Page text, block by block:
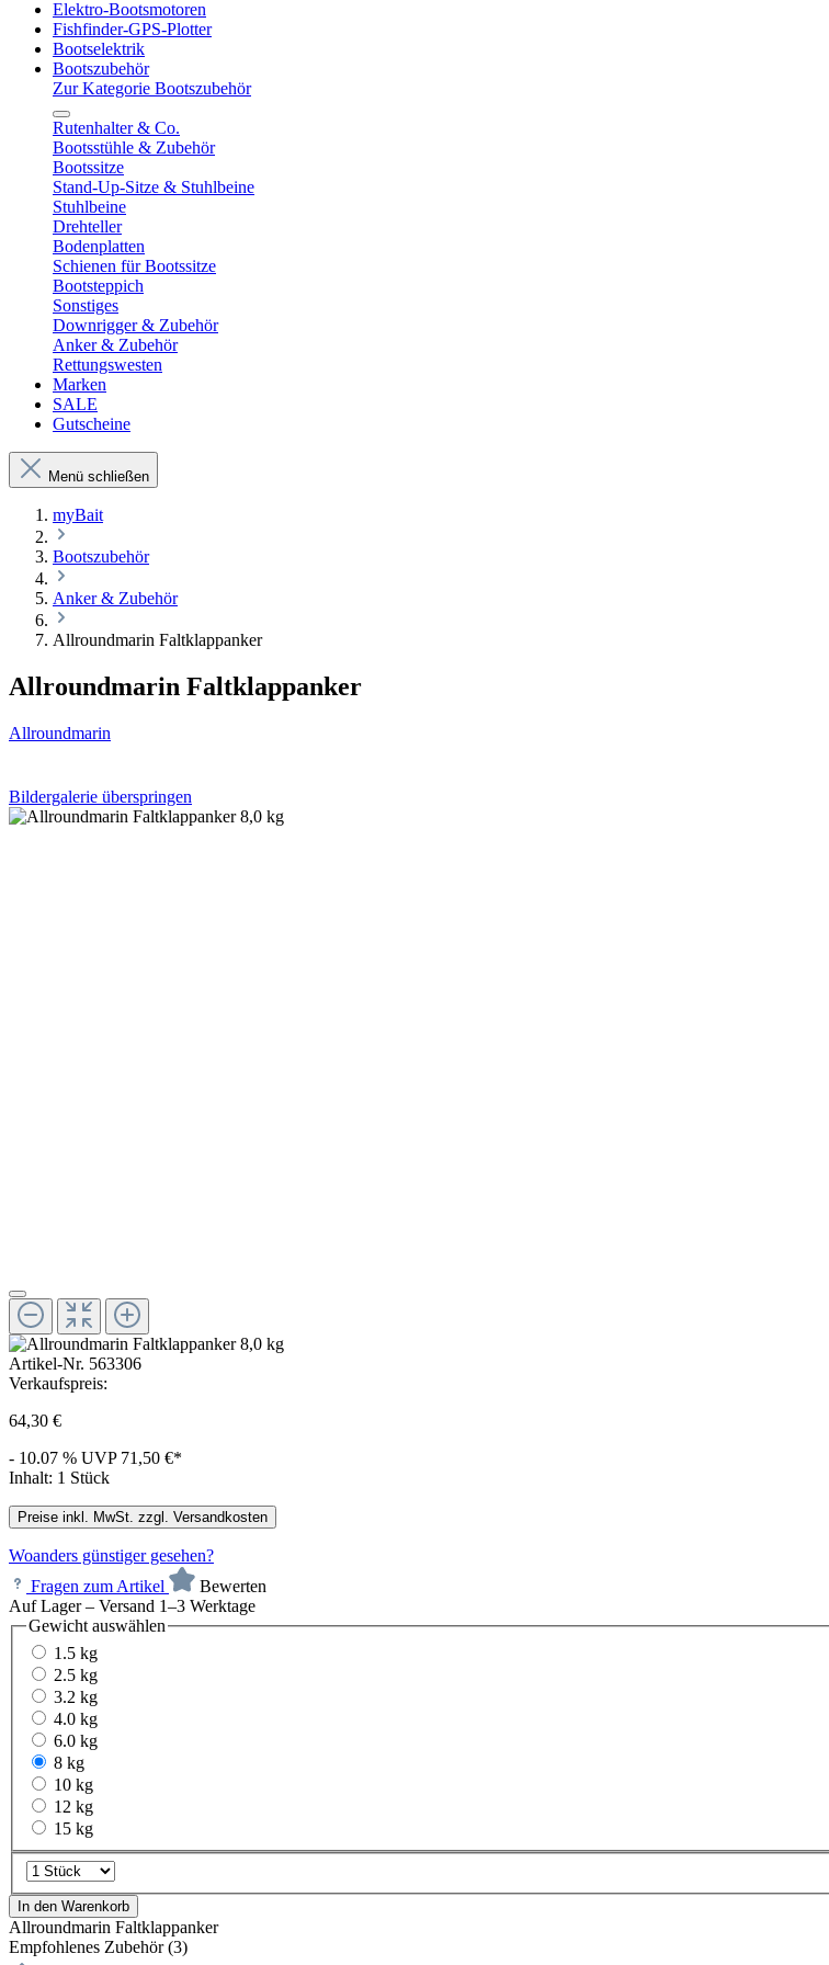
Elektro-Bootsmotoren
Fishfinder-GPS-Plotter
Bootselektrik
Bootszubehör
Zur Kategorie Bootszubehör
Rutenhalter & Co.
Bootsstühle & Zubehör
Bootssitze
Stand-Up-Sitze & Stuhlbeine
Stuhlbeine
Drehteller
Bodenplatten
Schienen für Bootssitze
Bootsteppich
Sonstiges
Downrigger & Zubehör
Anker & Zubehör
Rettungswesten
Marken
SALE
Gutscheine
Menü schließen
myBait
Bootszubehör
Anker & Zubehör
Allroundmarin Faltklappanker
Allroundmarin Faltklappanker
Allroundmarin
Bildergalerie überspringen
Artikel-Nr. 563306
Verkaufspreis:
64,30 €
- 10.07 % UVP 71,50 €*
Inhalt: 1 Stück
Preise inkl. MwSt. zzgl. Versandkosten
Woanders günstiger gesehen?
Fragen zum Artikel
Bewerten
Auf Lager – Versand 1–3 Werktage
Gewicht auswählen
1.5 kg
2.5 kg
3.2 kg
4.0 kg
6.0 kg
8 kg
10 kg
12 kg
15 kg
In den Warenkorb
Allroundmarin Faltklappanker
Empfohlenes Zubehör (3)